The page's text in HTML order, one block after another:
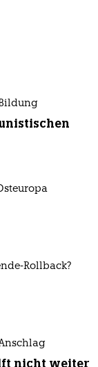
Rollback?
nicht weiter